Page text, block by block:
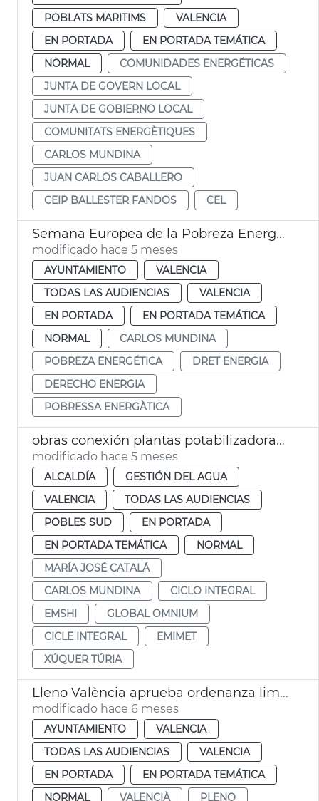
POBLATS MARITIMS
VALENCIA
EN PORTADA
EN PORTADA TEMÁTICA
NORMAL
COMUNIDADES ENERGÉTICAS
JUNTA DE GOVERN LOCAL
JUNTA DE GOBIERNO LOCAL
COMUNITATS ENERGÈTIQUES
CARLOS MUNDINA
JUAN CARLOS CABALLERO
CEIP BALLESTER FANDOS
CEL
Semana Europea de la Pobreza Energética València
modificado hace 5 meses
AYUNTAMIENTO
VALENCIA
TODAS LAS AUDIENCIAS
VALENCIA
EN PORTADA
EN PORTADA TEMÁTICA
NORMAL
CARLOS MUNDINA
POBREZA ENERGÉTICA
DRET ENERGIA
DERECHO ENERGIA
POBRESSA ENERGÀTICA
obras conexión plantas potabilizadoras suministro agua potable València
modificado hace 5 meses
ALCALDÍA
GESTIÓN DEL AGUA
VALENCIA
TODAS LAS AUDIENCIAS
POBLES SUD
EN PORTADA
EN PORTADA TEMÁTICA
NORMAL
MARÍA JOSÉ CATALÁ
CARLOS MUNDINA
CICLO INTEGRAL
EMSHI
GLOBAL OMNIUM
CICLE INTEGRAL
EMIMET
XÚQUER TÚRIA
Lleno València aprueba ordenanza limpia recogida residuos
modificado hace 6 meses
AYUNTAMIENTO
VALENCIA
TODAS LAS AUDIENCIAS
VALENCIA
EN PORTADA
EN PORTADA TEMÁTICA
NORMAL
VALENCIÀ
PLENO